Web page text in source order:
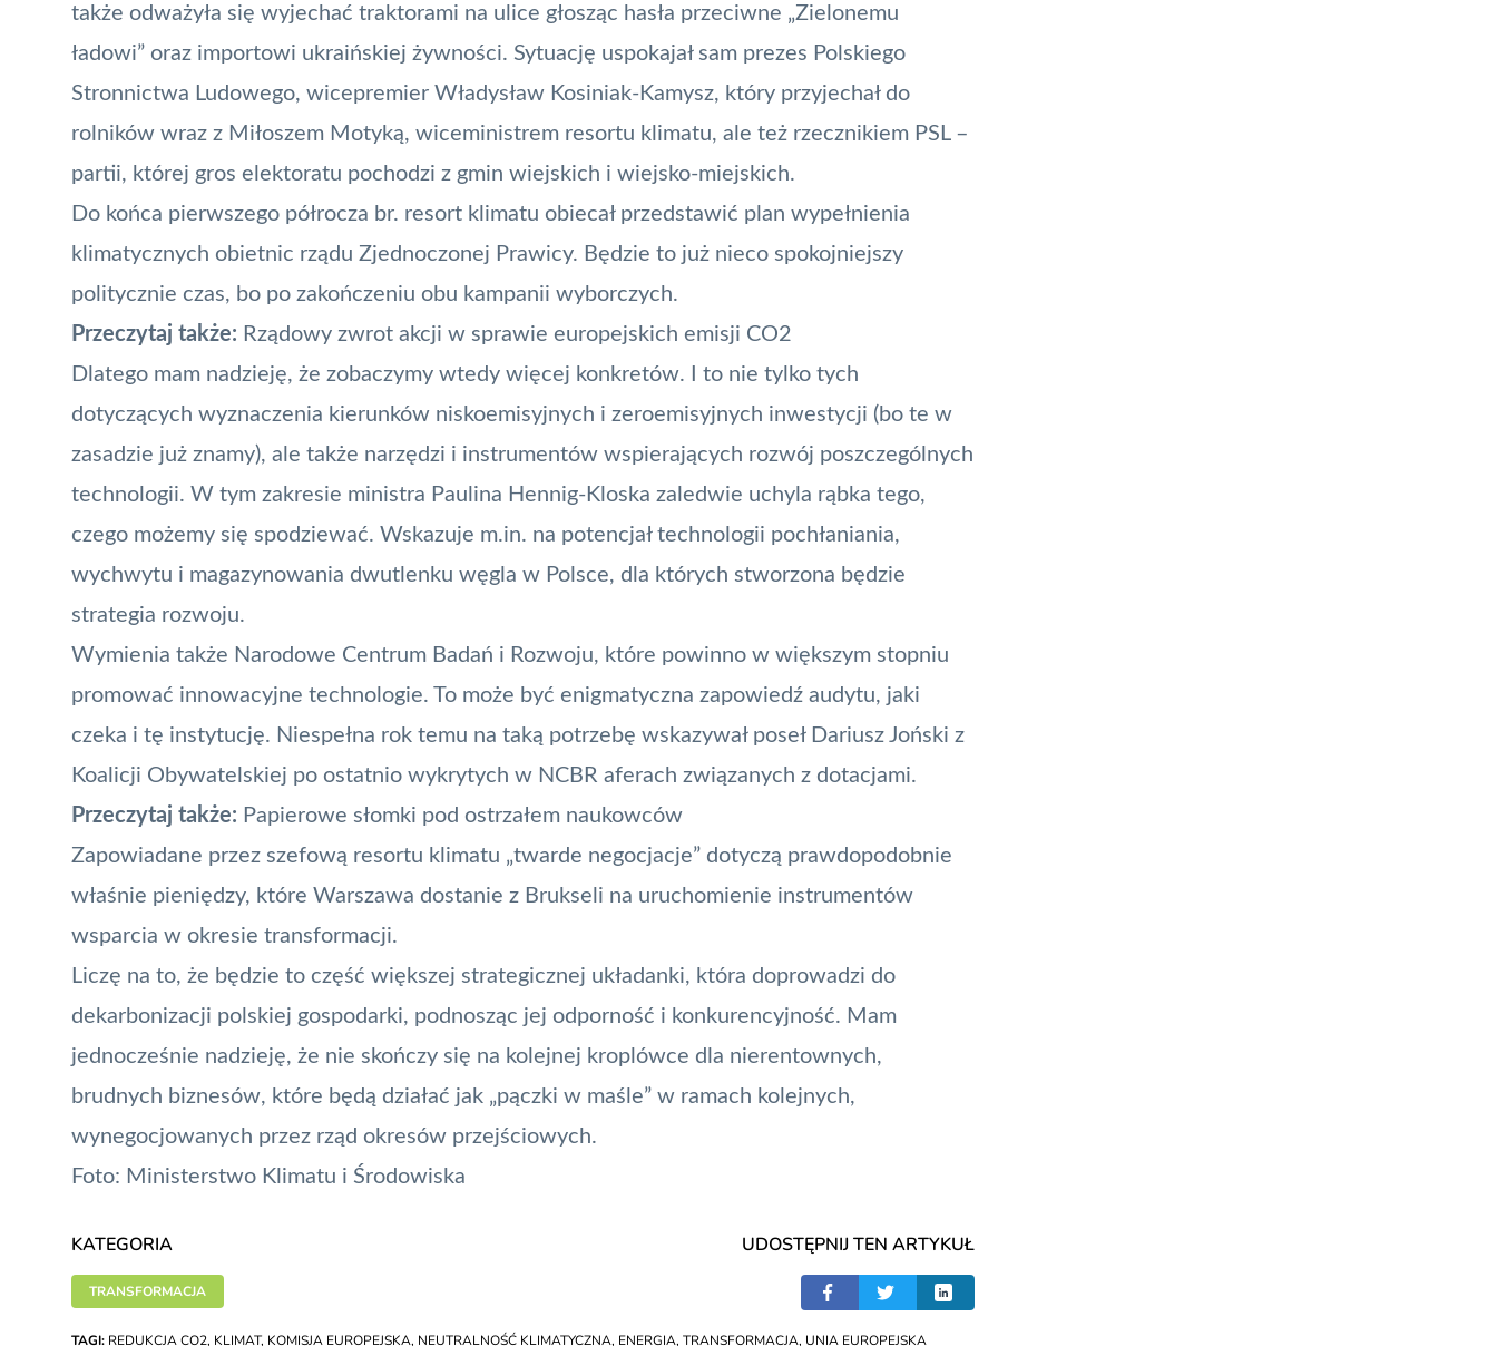
także odważyła się wyjechać traktorami na ulice głosząc hasła przeciwne „Zielonemu
ładowi” oraz importowi ukraińskiej żywności. Sytuację uspokajał sam prezes Polskiego
Stronnictwa Ludowego, wicepremier Władysław Kosiniak-Kamysz, który przyjechał do
rolników wraz z Miłoszem Motyką, wiceministrem resortu klimatu, ale też rzecznikiem PSL –
partii, której gros elektoratu pochodzi z gmin wiejskich i wiejsko-miejskich.
Do końca pierwszego półrocza br. resort klimatu obiecał przedstawić plan wypełnienia
klimatycznych obietnic rządu Zjednoczonej Prawicy. Będzie to już nieco spokojniejszy
politycznie czas, bo po zakończeniu obu kampanii wyborczych.
Przeczytaj także: Rządowy zwrot akcji w sprawie europejskich emisji CO2
Dlatego mam nadzieję, że zobaczymy wtedy więcej konkretów. I to nie tylko tych
dotyczących wyznaczenia kierunków niskoemisyjnych i zeroemisyjnych inwestycji (bo te w
zasadzie już znamy), ale także narzędzi i instrumentów wspierających rozwój poszczególnych
technologii. W tym zakresie ministra Paulina Hennig-Kloska zaledwie uchyla rąbka tego,
czego możemy się spodziewać. Wskazuje m.in. na potencjał technologii pochłaniania,
wychwytu i magazynowania dwutlenku węgla w Polsce, dla których stworzona będzie
strategia rozwoju.
Wymienia także Narodowe Centrum Badań i Rozwoju, które powinno w większym stopniu
promować innowacyjne technologie. To może być enigmatyczna zapowiedź audytu, jaki
czeka i tę instytucję. Niespełna rok temu na taką potrzebę wskazywał poseł Dariusz Joński z
Koalicji Obywatelskiej po ostatnio wykrytych w NCBR aferach związanych z dotacjami.
Przeczytaj także: Papierowe słomki pod ostrzałem naukowców
Zapowiadane przez szefową resortu klimatu „twarde negocjacje” dotyczą prawdopodobnie
właśnie pieniędzy, które Warszawa dostanie z Brukseli na uruchomienie instrumentów
wsparcia w okresie transformacji.
Liczę na to, że będzie to część większej strategicznej układanki, która doprowadzi do
dekarbonizacji polskiej gospodarki, podnosząc jej odporność i konkurencyjność. Mam
jednocześnie nadzieję, że nie skończy się na kolejnej kroplówce dla nierentownych,
brudnych biznesów, które będą działać jak „pączki w maśle” w ramach kolejnych,
wynegocjowanych przez rząd okresów przejściowych.
Foto: Ministerstwo Klimatu i Środowiska
KATEGORIA
TRANSFORMACJA
UDOSTĘPNIJ TEN ARTYKUŁ
TAGI: REDUKCJA CO2, KLIMAT, KOMISJA EUROPEJSKA, NEUTRALNOŚĆ KLIMATYCZNA, ENERGIA, TRANSFORMACJA, UNIA EUROPEJSKA